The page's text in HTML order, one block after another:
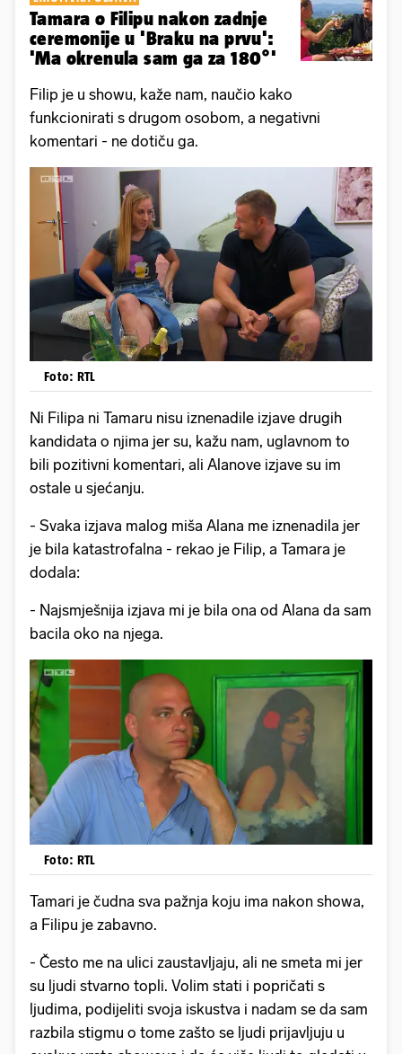
Tamara o Filipu nakon zadnje
ceremonije u 'Braku na prvu':
'Ma okrenula sam ga za 180°'
Filip je u showu, kaže nam, naučio kako
funkcionirati s drugom osobom, a negativni
komentari - ne dotiču ga.
Foto: RTL
Ni Filipa ni Tamaru nisu iznenadile izjave drugih
kandidata o njima jer su, kažu nam, uglavnom to
bili pozitivni komentari, ali Alanove izjave su im
ostale u sjećanju.
- Svaka izjava malog miša Alana me iznenadila jer
je bila katastrofalna - rekao je Filip, a Tamara je
dodala:
- Najsmješnija izjava mi je bila ona od Alana da sam
bacila oko na njega.
Foto: RTL
Tamari je čudna sva pažnja koju ima nakon showa,
a Filipu je zabavno.
- Često me na ulici zaustavljaju, ali ne smeta mi jer
su ljudi stvarno topli. Volim stati i popričati s
ljudima, podijeliti svoja iskustva i nadam se da sam
razbila stigmu o tome zašto se ljudi prijavljuju u